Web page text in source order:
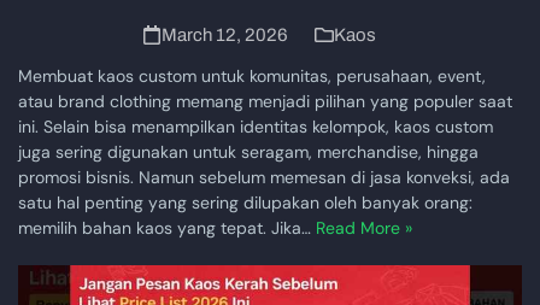
March 12, 2026 Kaos
Membuat kaos custom untuk komunitas, perusahaan, event,
atau brand clothing memang menjadi pilihan yang populer saat
ini. Selain bisa menampilkan identitas kelompok, kaos custom
juga sering digunakan untuk seragam, merchandise, hingga
promosi bisnis. Namun sebelum memesan di jasa konveksi, ada
satu hal penting yang sering dilupakan oleh banyak orang:
memilih bahan kaos yang tepat. Jika… Read More »